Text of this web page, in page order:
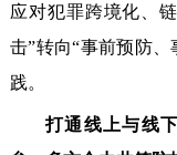
应对犯罪跨境化、
击”转向“事前预防
践。
打通线上与线